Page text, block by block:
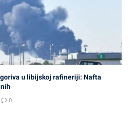
u libijskoj rafineriji: Nafta
0